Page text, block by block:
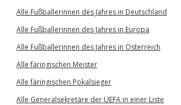
Alle Fußballerinnen des Jahres in Deutschland
Alle Fußballerinnen des Jahres in Europa
Alle Fußballerinnen des Jahres in Österreich
Alle färingischen Meister
Alle färingischen Pokalsieger
Alle Generalsekretäre der UEFA in einer Liste